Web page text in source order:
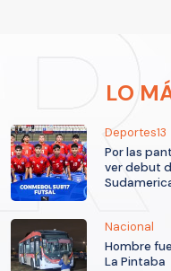
LO
Deportes13
Por las
ver debut
Nacional
Hombre
La Pintaba